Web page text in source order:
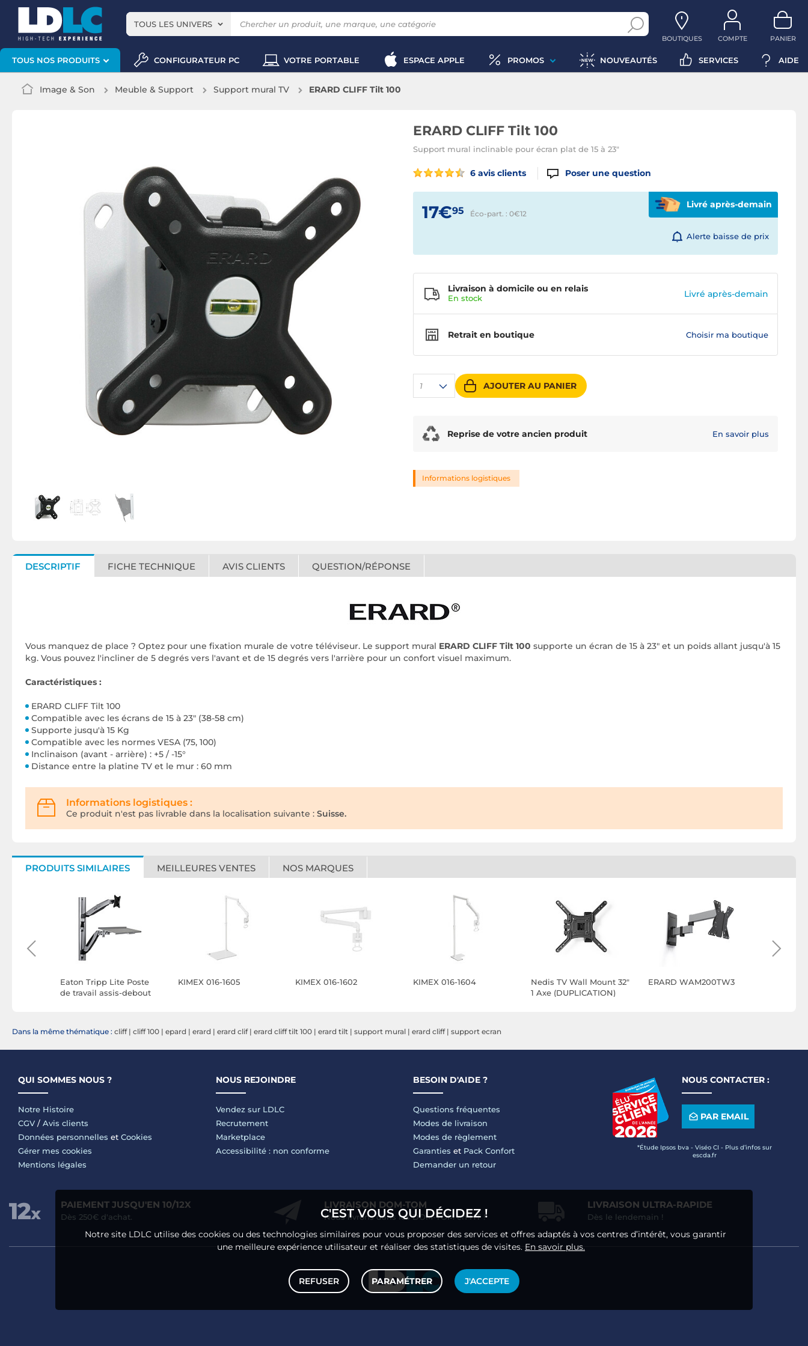
TOUS LES UNIVERS
BOUTIQUES COMPTE PANIER
TOUS NOS PRODUITS CONFIGURATEUR PC VOTRE PORTABLE ESPACE APPLE PROMOS NOUVEAUTÉS SERVICES AIDE
Image & Son Meuble & Support Support mural TV ERARD CLIFF Tilt 100
ERARD CLIFF Tilt 100
Support mural inclinable pour écran plat de 15 à 23"
6 avis clients Poser une question
17€95 Éco-part. : 0€12
Livré après-demain
Alerte baisse de prix
1 AJOUTER AU PANIER
Livraison à domicile ou en relais
En stock Livré après-demain
Retrait en boutique Choisir ma boutique
Reprise de votre ancien produit En savoir plus
Informations logistiques
DESCRIPTIF FICHE TECHNIQUE AVIS CLIENTS QUESTION/RÉPONSE
Vous manquez de place ? Optez pour une fixation murale de votre téléviseur. Le support mural ERARD CLIFF Tilt 100 supporte un écran de 15 à 23" et un poids allant jusqu'à 15
kg. Vous pouvez l'incliner de 5 degrés vers l'avant et de 15 degrés vers l'arrière pour un confort visuel maximum.
Caractéristiques :
ERARD CLIFF Tilt 100
Compatible avec les écrans de 15 à 23" (38-58 cm)
Supporte jusqu'à 15 Kg
Compatible avec les normes VESA (75, 100)
Inclinaison (avant - arrière) : +5 / -15°
Distance entre la platine TV et le mur : 60 mm
Informations logistiques :
Ce produit n'est pas livrable dans la localisation suivante : Suisse.
PRODUITS SIMILAIRES MEILLEURES VENTES NOS MARQUES
Eaton Tripp Lite Poste
de travail assis-debout
KIMEX 016-1605 KIMEX 016-1602 KIMEX 016-1604
Nedis TV Wall Mount 32"
1 Axe (DUPLICATION)
ERARD WAM200TW3
Dans la même thématique : cliff| cliff 100 | epard | erard | erard clif| erard cliff tilt 100 | erard tilt | support mural | erard cliff| support ecran
QUI SOMMES NOUS ?
Notre Histoire
CGV / Avis clients
Données personnelles et Cookies
Gérer mes cookies
Mentions légales
NOUS REJOINDRE
Vendez sur LDLC
Recrutement
Marketplace
Accessibilité : non conforme
BESOIN D'AIDE ?
Questions fréquentes
Modes de livraison
Modes de règlement
Garanties et Pack Confort
Demander un retour
NOUS CONTACTER :
PAR EMAIL
*Étude Ipsos bva - Viséo CI - Plus d’infos sur
escda.fr
PAIEMENT JUSQU'EN 10/12X
Dès 250€ d'achat.
LIVRAISON DOM-TOM
Nous livrons dans les DOM-TOM en HT !
LIVRAISON ULTRA-RAPIDE
Dès le lendemain !
C'EST VOUS QUI DÉCIDEZ !
Notre site LDLC utilise des cookies ou des technologies similaires pour vous proposer des services et offres adaptés à vos centres d’intérêt, vous garantir
une meilleure expérience utilisateur et réaliser des statistiques de visites. En savoir plus.
REFUSER PARAMÉTRER J'ACCEPTE